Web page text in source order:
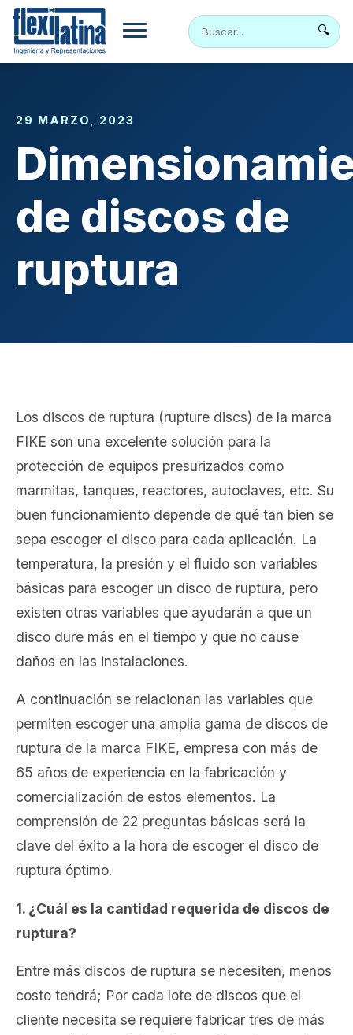
Skip
content
🔍
29 MARZO, 2023
de discos de
ruptura
Los discos de ruptura (rupture discs) de la marca
FIKE son una excelente solución para la
protección de equipos presurizados como
marmitas, tanques, reactores, autoclaves, etc. Su
buen funcionamiento depende de qué tan bien se
sepa escoger el disco para cada aplicación. La
temperatura, la presión y el fluido son variables
básicas para escoger un disco de ruptura, pero
existen otras variables que ayudarán a que un
disco dure más en el tiempo y que no cause
daños en las instalaciones.
A continuación se relacionan las variables que
permiten escoger una amplia gama de discos de
ruptura de la marca FIKE, empresa con más de
65 años de experiencia en la fabricación y
comercialización de estos elementos. La
comprensión de 22 preguntas básicas será la
clave del éxito a la hora de escoger el disco de
ruptura óptimo.
1. ¿Cuál es la cantidad requerida de discos de
ruptura?
Entre más discos de ruptura se necesiten, menos
costo tendrá; Por cada lote de discos que el
cliente necesita se requiere fabricar tres de más